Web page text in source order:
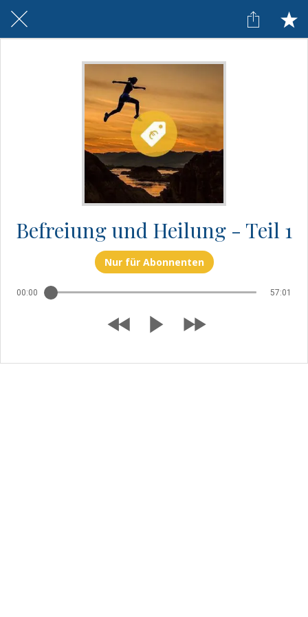
Befreiung und Heilung - Teil 1
Nur für Abonnenten
00:00 57:01